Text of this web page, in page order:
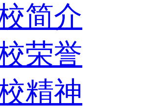
简介
荣誉
精神